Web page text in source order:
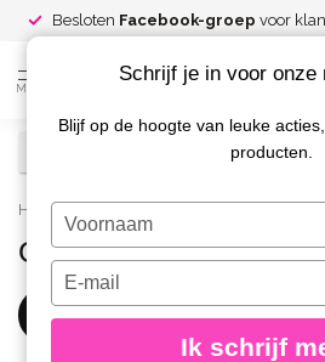
Besloten Facebook-groep voor
MENU
Home / Nail Art / Glitters
Glitters
Filters
Schrijf je in voor onze
Blijf op de hoogte van leuke
producten.
Typ
je
naam
Typ
je
e-
Ik schrijf